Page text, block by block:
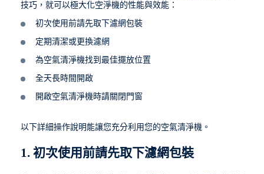
技巧，就可以極大化空淨機的性能與效能：
初次使用前請先取下濾網包裝
定期清潔或更換濾網
為空氣清淨機找到最佳擺放位置
全天長時間開啟
開啟空氣清淨機時請關閉門窗
以下詳細操作說明能讓您充分利用您的空氣清淨機。
1. 初次使用前請先取下濾網包裝